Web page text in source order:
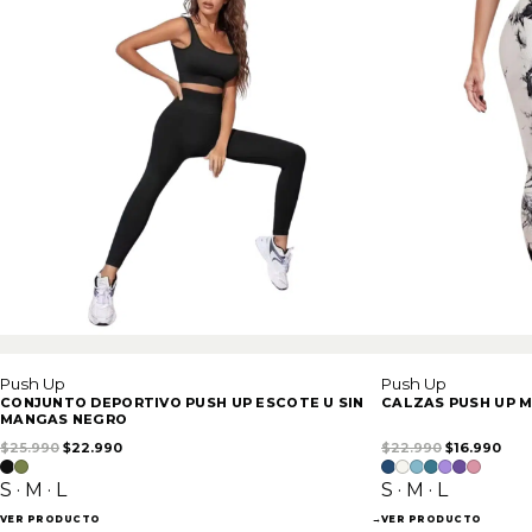
Push Up
CONJUNTO DEPORTIVO PUSH UP ESCOTE U SIN
MANGAS NEGRO
$25.990 El precio original era: $25.990.
$22.990El precio actual es: $22.990.
S · M · L
VER PRODUCTO →
Push Up
CALZAS PUSH UP
$22.990 El precio
$16.990El
S · M · L
VER PRODUCTO